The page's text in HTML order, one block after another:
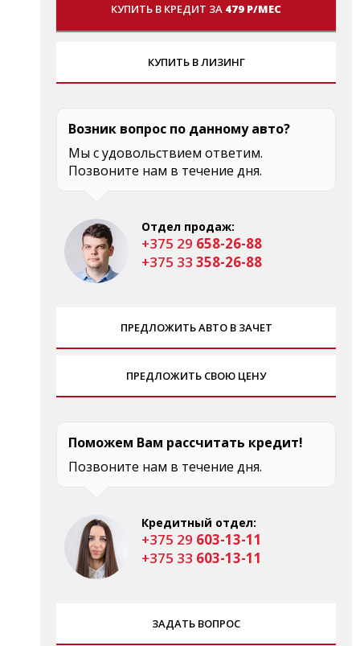
КУПИТЬ В КРЕДИТ ЗА 479 Р/МЕС
КУПИТЬ В ЛИЗИНГ
Возник вопрос по данному авто?
Мы с удовольствием ответим.
Позвоните нам в течение дня.
Отдел продаж:
+375 29 658-26-88
+375 33 358-26-88
ПРЕДЛОЖИТЬ АВТО В ЗАЧЕТ
ПРЕДЛОЖИТЬ СВОЮ ЦЕНУ
Поможем Вам рассчитать кредит!
Позвоните нам в течение дня.
Кредитный отдел:
+375 29 603-13-11
+375 33 603-13-11
ЗАДАТЬ ВОПРОС